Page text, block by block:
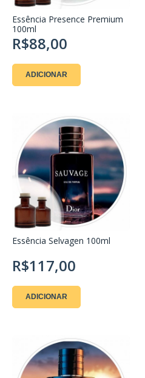
Essência Presence Premium
100ml
R$88,00
ADICIONAR
Essência Selvagen 100ml
R$117,00
ADICIONAR